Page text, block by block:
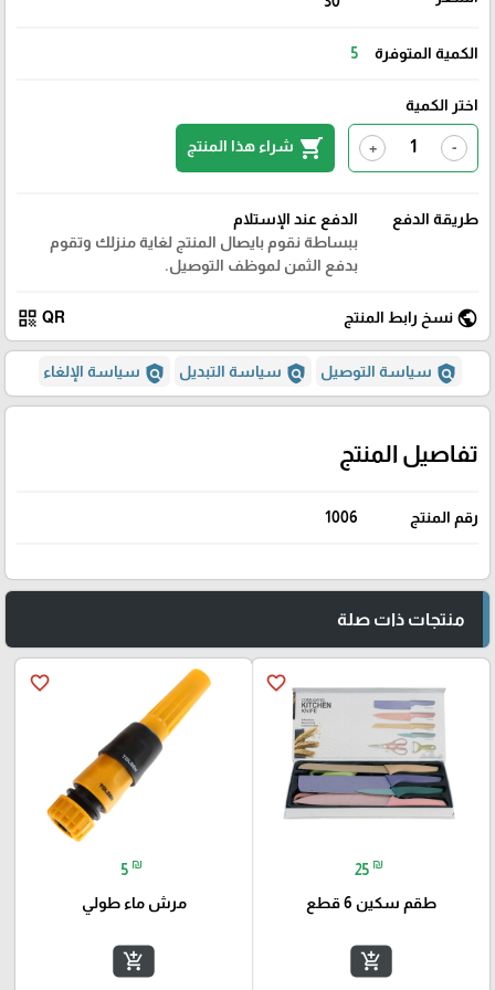
الكمية المتوفرة 5
اختر الكمية
-
+
shopping_cart شراء هذا المنتج
طريقة الدفع
الدفع عند الإستلام
ببساطة نقوم بايصال المنتج لغاية منزلك وتقوم
بدفع الثمن لموظف التوصيل.
public نسخ رابط المنتج QR
qr_code
policy سياسة التوصيل policy سياسة التبديل policy سياسة الإلغاء
تفاصيل المنتج
رقم المنتج 1006
منتجات ذات صلة
favorite_border
25 ₪
طقم سكين 6 قطع
add_shopping_cart
favorite_border
5 ₪
مرش ماء طولي
add_shopping_cart